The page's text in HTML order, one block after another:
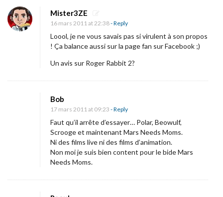
o
w
S
a
r
i
n
e
»
Mister3ZE
16 mars 2011 at 22:38- Reply
Loool, je ne vous savais pas si virulent à son propos
! Ça balance aussi sur la page fan sur Facebook ;)
Un avis sur Roger Rabbit 2?
Bob
17 mars 2011 at 09:23 - Reply
Faut qu’il arrête d’essayer… Polar, Beowulf,
Scrooge et maintenant Mars Needs Moms.
Ni des films live ni des films d’animation.
Non moi je suis bien content pour le bide Mars
Needs Moms.